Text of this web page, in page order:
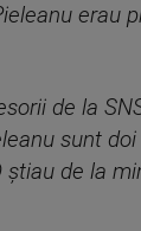
erau
de la
sunt
știau de la